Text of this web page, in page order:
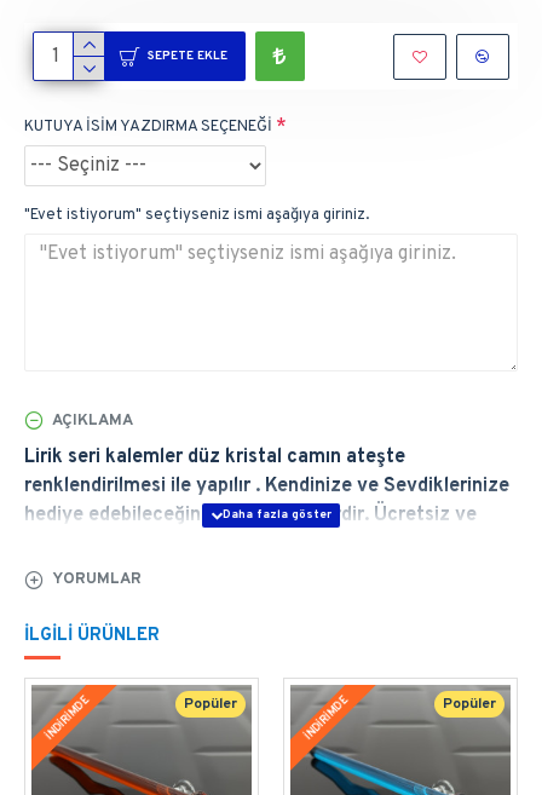
KUTUYA İSİM YAZDIRMA SEÇENEĞİ
"Evet istiyorum" seçtiyseniz ismi aşağıya giriniz.
SEPETE EKLE
AÇIKLAMA
Lirik seri kalemler düz kristal camın ateşte
renklendirilmesi ile yapılır . Kendinize ve Sevdiklerinize
hediye edebileceğiniz en şık ürünlerdir. Ücretsiz ve
tıklayın.
ÜRÜN GENEL ÖZELLİKLERİ
Baştan sona elde şekillendirdiğimiz Lirik
Pembe
Kalem özel tasarım bir imza kalemidir.
Avangard serisi klasik, dokulu ve üstün görünüme
YORUMLAR
İLGILI ÜRÜNLER
Popüler
İNDİRİMDE Popüler
İNDİRİMDE